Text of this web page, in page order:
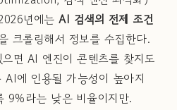
년에는 AI 검색의 전제 조건
크롤링해서 정보를 수집한다.
면 AI 엔진이 콘텐츠를 찾지도
에 인용될 가능성이 높아지
9%라는 낮은 비율이지만.